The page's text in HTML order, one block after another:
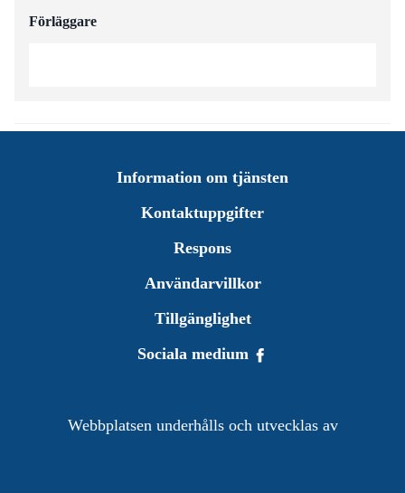
Förläggare
Information om tjänsten
Kontaktuppgifter
Respons
Användarvillkor
Tillgänglighet
Sociala medium
Webbplatsen underhålls och utvecklas av